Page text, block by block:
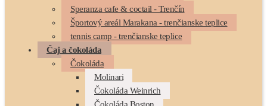
Speranza cafe & coctail - Trenčín
Športový areál Marakana - trenčianske teplice
tennis camp - trenčianske teplice
Čaj a čokoláda
Čokoláda
Molinari
Čokoláda Weinrich
Čokoláda Boston